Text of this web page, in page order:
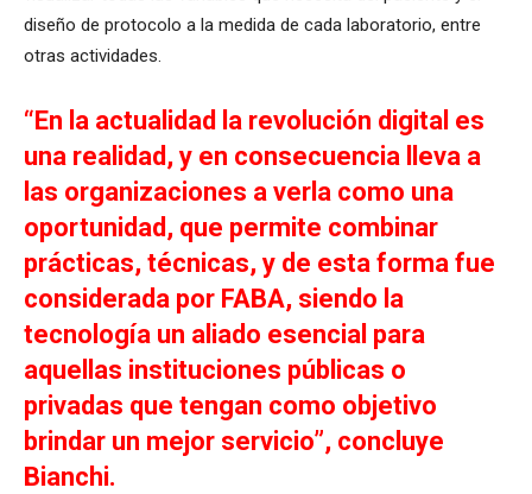
diseño de protocolo a la medida de cada laboratorio, entre
otras actividades.
“En la actualidad la revolución digital es
una realidad, y en consecuencia lleva a
las organizaciones a verla como una
oportunidad, que permite combinar
prácticas, técnicas, y de esta forma fue
considerada por FABA, siendo la
tecnología un aliado esencial para
aquellas instituciones públicas o
privadas que tengan como objetivo
brindar un mejor servicio”, concluye
Bianchi.